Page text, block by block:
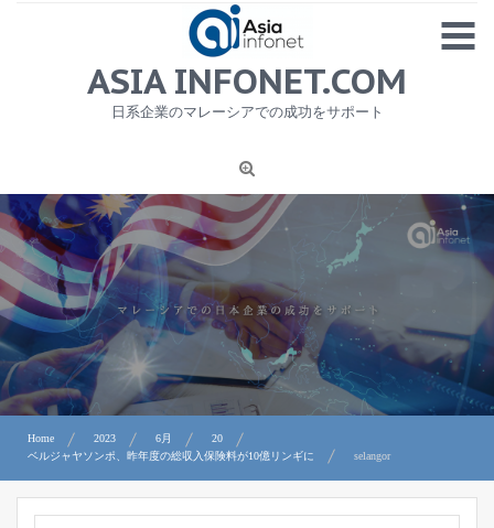
MENU
1
ニュース
労務サービス
プライバシーポリシー及び著作権について
お問合せ
ASIA INFONET.COM
日系企業のマレーシアでの成功をサポート
Home 2023 6月
20
ベルジャヤソンポ、昨年度の総収入保険料が10億リンギに
selangor